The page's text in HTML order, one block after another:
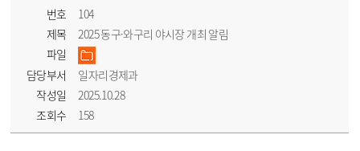
번호
104
제목
2025 동구·와구리 야시장 개최 알림
파일
담당부서
일자리경제과
작성일
2025.10.28
조회수
158